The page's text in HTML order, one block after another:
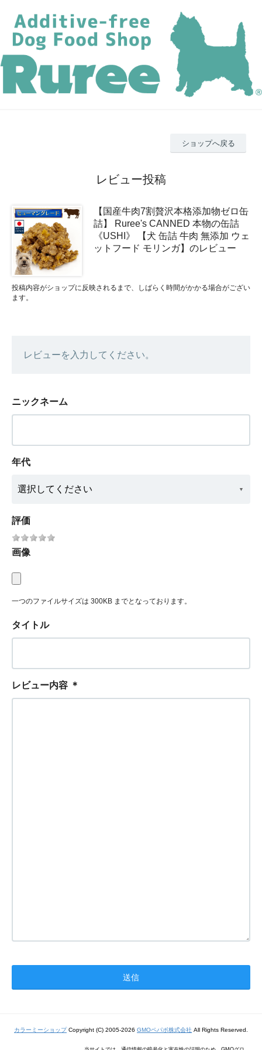
ショップへ戻る
レビュー投稿
【国産牛肉7割贅沢本格添加物ゼロ缶
詰】 Ruree's CANNED 本物の缶詰
《USHI》 【犬 缶詰 牛肉 無添加 ウェ
ットフード モリンガ】のレビュー
投稿内容がショップに反映されるまで、しばらく時間がかかる場合がござい
ます。
レビューを入力してください。
ニックネーム
年代
評価
画像
一つのファイルサイズは 300KB までとなっております。
タイトル
レビュー内容 ＊
カラーミーショップCopyright (C) 2005-2026 GMOペパボ株式会社 All Rights Reserved.